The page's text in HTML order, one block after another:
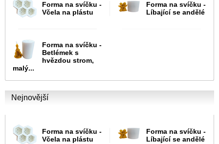
Forma na svíčku -
Včela na plástu
Forma na svíčku -
Líbající se andělé
Forma na svíčku -
Betlémek s
hvězdou strom,
malý...
Nejnovější
Forma na svíčku -
Včela na plástu
Forma na svíčku -
Líbající se andělé